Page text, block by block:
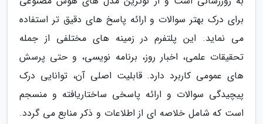
برای درک بهتر سوالات و ارائه پاسخ های دقیق تر استفاده
می نماید. این پلتفرم در زمینه های مختلفی از جمله
تحقیقات علمی، اخبار روز، برنامه نویسی، و حتی پرسش
های عمومی کاربرد دارد. قابلیت اصلی آن، توانایی درک
پیچیدگی سوالات و ارائه پاسخی ساختاریافته و منسجم
است که شامل خلاصه ای از اطلاعات و ذکر منابع می گردد.